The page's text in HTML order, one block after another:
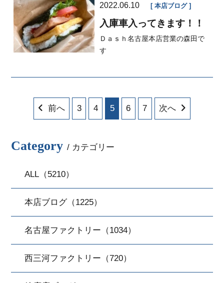
2022.06.10 本店ブログ
入庫車入ってきます！！
Ｄａｓｈ名古屋本店営業の森田で
す
前へ 3 4 5 6 7 次へ
Category / カテゴリー
ALL（5210）
本店ブログ（1225）
名古屋ファクトリー（1034）
西三河ファクトリー（720）